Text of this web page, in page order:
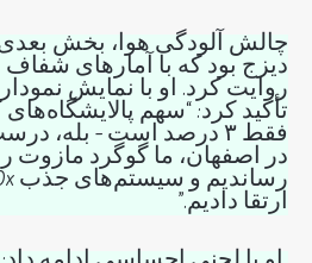
چالش آلودگی هوا، بخش
دیزج بود که با آمارهای
روایت کرد. او با نمایش
تأکید کرد: “سهم
ارتقا دادیم.”